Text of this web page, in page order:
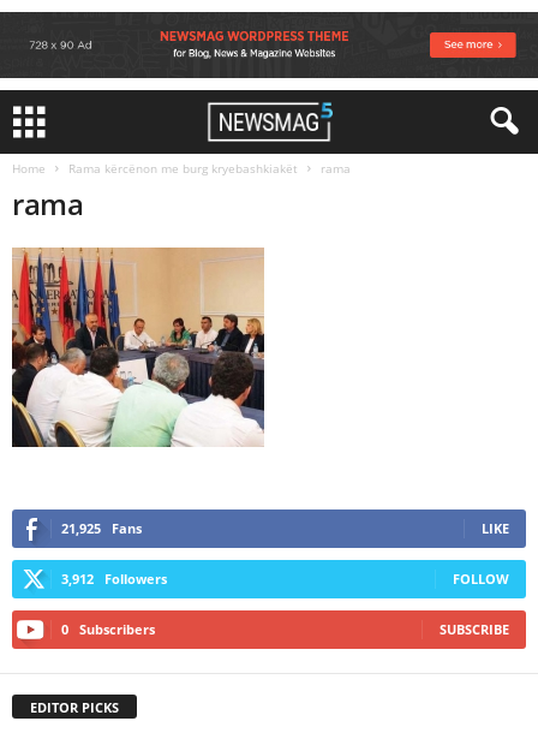
Home Rama kërcënon me burg kryebashkiakët rama
rama
21,925 Fans LIKE
3,912 Followers FOLLOW
0 Subscribers SUBSCRIBE
EDITOR PICKS